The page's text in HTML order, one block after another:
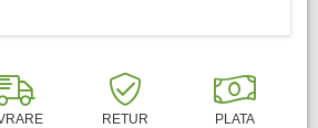
RETUR
PLATA